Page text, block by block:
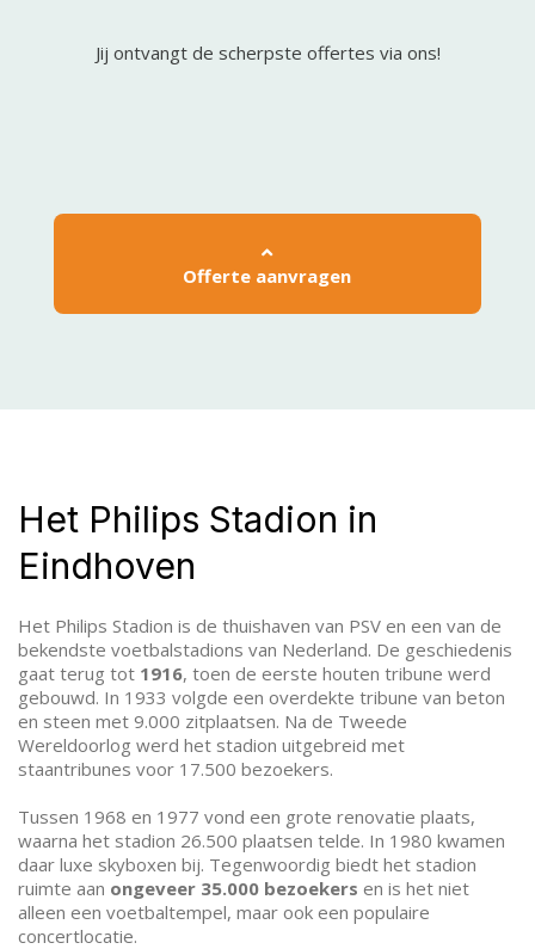
Jij ontvangt de scherpste offertes via ons!
Offerte aanvragen
Het Philips Stadion in
Eindhoven
Het Philips Stadion is de thuishaven van PSV en een van de
bekendste voetbalstadions van Nederland. De geschiedenis
gaat terug tot 1916, toen de eerste houten tribune werd
gebouwd. In 1933 volgde een overdekte tribune van beton
en steen met 9.000 zitplaatsen. Na de Tweede
Wereldoorlog werd het stadion uitgebreid met
staantribunes voor 17.500 bezoekers.
Tussen 1968 en 1977 vond een grote renovatie plaats,
waarna het stadion 26.500 plaatsen telde. In 1980 kwamen
daar luxe skyboxen bij. Tegenwoordig biedt het stadion
ruimte aan ongeveer 35.000 bezoekers en is het niet
alleen een voetbaltempel, maar ook een populaire
concertlocatie.